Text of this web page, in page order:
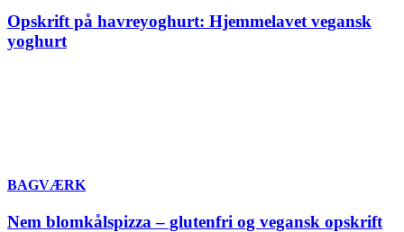
Opskrift på havreyoghurt: Hjemmelavet vegansk
yoghurt
BAGVÆRK
Nem blomkålspizza – glutenfri og vegansk opskrift